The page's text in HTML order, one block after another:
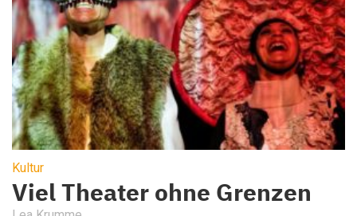
Kultur
Viel Theater ohne Grenzen